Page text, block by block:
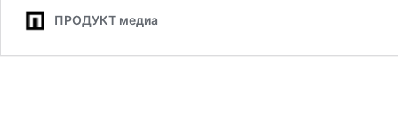
ПРОДУКТ медиа